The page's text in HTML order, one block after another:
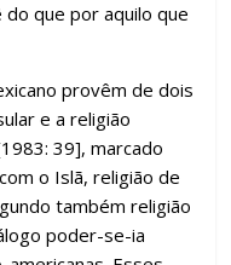
que por aquilo que
provêm de dois
e a religião
39], marcado
o Islã, religião de
também religião
poder-se-ia